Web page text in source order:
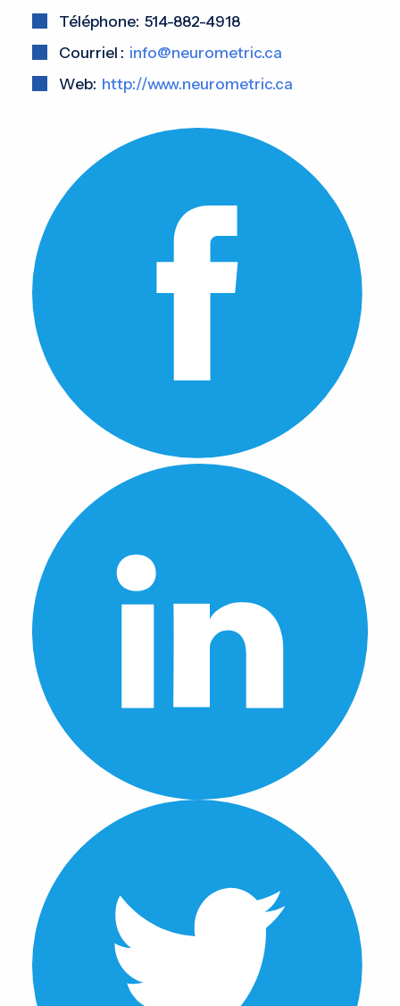
Téléphone: 514-882-4918
Courriel : info@neurometric.ca
Web: http://www.neurometric.ca